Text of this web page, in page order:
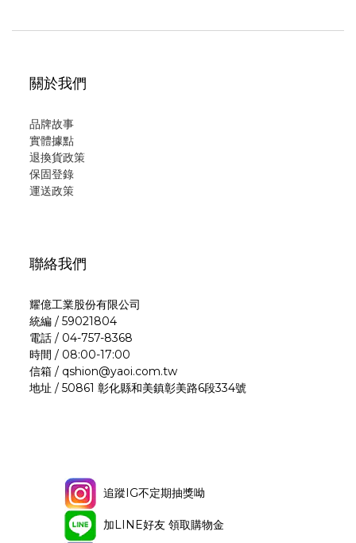
關於我們
品牌故事
實體據點
退換貨政策
保固登錄
運送政策
聯絡我們
耀億工業股份有限公司
統編 / 59021804
電話 / 04-757-8368
時間 / 08:00-17:00
信箱 / qshion@yaoi.com.tw
地址 / 50861 彰化縣和美鎮彰美路6段334號
追蹤IG不定期抽獎呦
加LINE好友 領取購物金